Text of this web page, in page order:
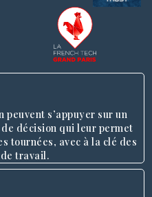
s’appuyer sur un
décision qui leur permet
tournées, avec à la clé des
travail.